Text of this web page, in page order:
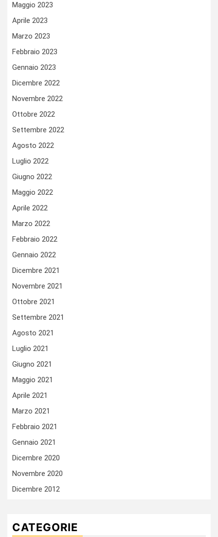
Maggio 2023
Aprile 2023
Marzo 2023
Febbraio 2023
Gennaio 2023
Dicembre 2022
Novembre 2022
Ottobre 2022
Settembre 2022
Agosto 2022
Luglio 2022
Giugno 2022
Maggio 2022
Aprile 2022
Marzo 2022
Febbraio 2022
Gennaio 2022
Dicembre 2021
Novembre 2021
Ottobre 2021
Settembre 2021
Agosto 2021
Luglio 2021
Giugno 2021
Maggio 2021
Aprile 2021
Marzo 2021
Febbraio 2021
Gennaio 2021
Dicembre 2020
Novembre 2020
Dicembre 2012
CATEGORIE